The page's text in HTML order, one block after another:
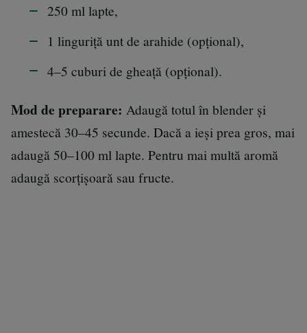
250 ml lapte,
1 linguriță unt de arahide (opțional),
4–5 cuburi de gheață (opțional).
Mod de preparare: Adaugă totul în blender și
amestecă 30–45 secunde. Dacă a ieși prea gros, mai
adaugă 50–100 ml lapte. Pentru mai multă aromă
adaugă scorțișoară sau fructe.